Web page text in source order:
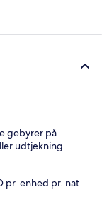
gebyrer på
udtjekning.
pr. enhed pr. nat